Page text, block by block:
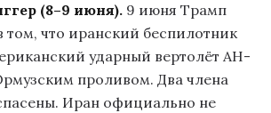
(8–9 июня). 9 июня Трамп
том, что иранский беспилотник
ударный вертолёт AH-
проливом. Два члена
Иран официально не